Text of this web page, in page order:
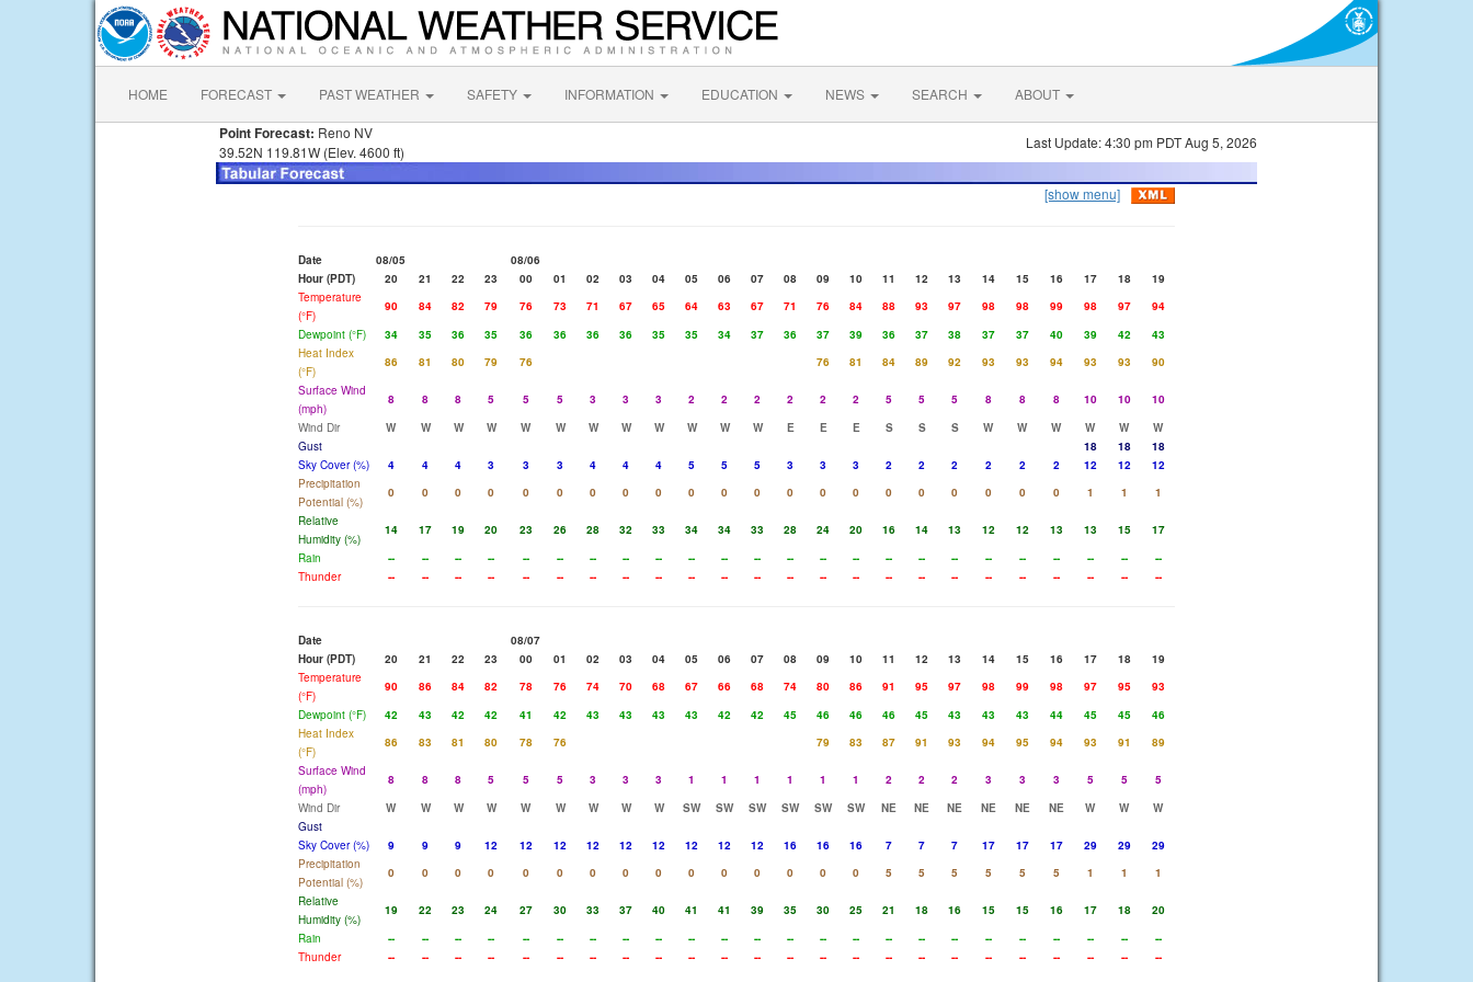
HOME FORECAST PAST WEATHER SAFETY INFORMATION EDUCATION NEWS SEARCH ABOUT
Point Forecast: Reno NV
39.52N 119.81W (Elev. 4600 ft)
Last Update: 4:30 pm PDT Aug 5, 2026
[show menu]
Date 08/05
08/06
Hour (PDT)
20 21 22 23 00 01 02 03 04 05 06 07 08 09 10 11 12 13 14 15 16 17 18
19
Temperature
(°F)
90 84 82 79 76 73 71 67 65 64 63 67 71 76 84 88 93 97 98 98 99 98 97
94
Dewpoint (°F)
34 35 36 35 36 36 36 36 35 35 34 37 36 37 39 36 37 38 37 37 40 39 42
43
Heat Index
(°F)
86 81 80 79 76 76 81 84 89 92 93 93 94 93 93
90
Surface Wind
(mph)
8 8 8 5 5 5 3 3 3 2 2 2 2 2 2 5 5 5 8 8 8 10 10
10
Wind Dir
W W W W W W W W W W W W E E E S S S W W W W W
W
Gust
18 18
18
Sky Cover (%)
4 4 4 3 3 3 4 4 4 5 5 5 3 3 3 2 2 2 2 2 2 12 12
12
Precipitation
Potential (%)
0 0 0 0 0 0 0 0 0 0 0 0 0 0 0 0 0 0 0 0 0 1 1
1
Relative
Humidity (%)
14 17 19 20 23 26 28 32 33 34 34 33 28 24 20 16 14 13 12 12 13 13 15
17
Rain
-- -- -- -- -- -- -- -- -- -- -- -- -- -- -- -- -- -- -- -- -- -- --
--
Thunder
-- -- -- -- -- -- -- -- -- -- -- -- -- -- -- -- -- -- -- -- -- -- -- --
Date
08/07
Hour (PDT)
20 21 22 23 00 01 02 03 04 05 06 07 08 09 10 11 12 13 14 15 16 17 18
19
Temperature
(°F)
90 86 84 82 78 76 74 70 68 67 66 68 74 80 86 91 95 97 98 99 98 97 95
93
Dewpoint (°F)
42 43 42 42 41 42 43 43 43 43 42 42 45 46 46 46 45 43 43 43 44 45 45
46
Heat Index
(°F)
86 83 81 80 78 76 79 83 87 91 93 94 95 94 93 91
89
Surface Wind
(mph)
8 8 8 5 5 5 3 3 3 1 1 1 1 1 1 2 2 2 3 3 3 5 5
5
Wind Dir
W W W W W W W W W SW SW SW SW SW SW NE NE NE NE NE NE W W
W
Gust
Sky Cover (%)
9 9 9 12 12 12 12 12 12 12 12 12 16 16 16 7 7 7 17 17 17 29 29
29
Precipitation
Potential (%)
0 0 0 0 0 0 0 0 0 0 0 0 0 0 0 5 5 5 5 5 5 1 1
1
Relative
Humidity (%)
19 22 23 24 27 30 33 37 40 41 41 39 35 30 25 21 18 16 15 15 16 17 18
20
Rain
-- -- -- -- -- -- -- -- -- -- -- -- -- -- -- -- -- -- -- -- -- -- --
--
Thunder
-- -- -- -- -- -- -- -- -- -- -- -- -- -- -- -- -- -- -- -- -- -- -- --